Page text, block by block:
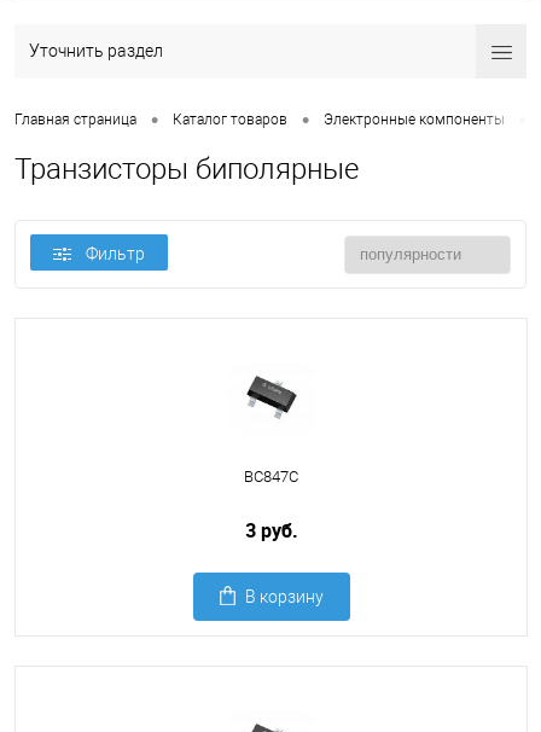
Уточнить раздел
Главная страница • Каталог товаров • Электронные компоненты
Транзисторы биполярные
Фильтр
BC847C
3 руб.
В корзину